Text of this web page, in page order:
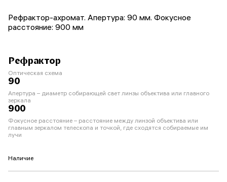
Рефрактор-ахромат. Апертура: 90 мм. Фокусное
расстояние: 900 мм
Рефрактор
Оптическая схема
90
Апертура – диаметр собирающей свет линзы объектива или главного
зеркала
900
Фокусное расстояние – расстояние между линзой объектива или
главным зеркалом телескопа и точкой, где сходятся собираемые им
лучи
Наличие